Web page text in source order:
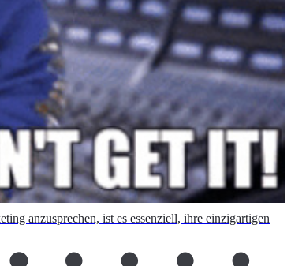
anzusprechen, ist es essenziell, ihre einzigartigen